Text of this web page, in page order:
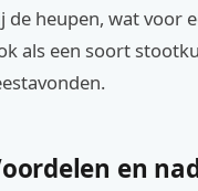
de heupen, wat voor
als een soort
en